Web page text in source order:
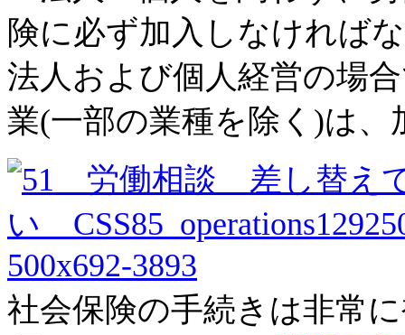
険に必ず加入しなければ
法人および個人経営の場
業(一部の業種を除く)は
社会保険の手続きは非常